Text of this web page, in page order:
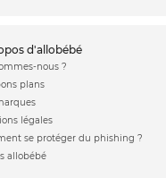
d'allobébé
nous ?
plans
légales
se protéger du phishing ?
allobébé